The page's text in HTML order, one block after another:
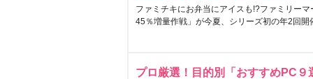
ファミチキにお弁当にアイスも!?ファミリー
45％増量作戦」が今夏、シリーズ初の年2回開
プロ厳選！目的別「おすすめPC９